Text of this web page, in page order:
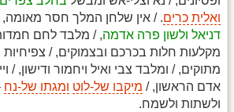
ואלית כרים. / אין שלחן המלך חסר מאומה,
דניאל ולשון פרה אדמה, / מלבד לחם
מקלעות חלות בכרכם ובצמוקים, /
מתוקים, / ומלבד צבי ואיל ויחמור ודישון, /
אדם הראשון, / מיקבו של-לוט ומגתו של-נח
ולשתות ולשמח.